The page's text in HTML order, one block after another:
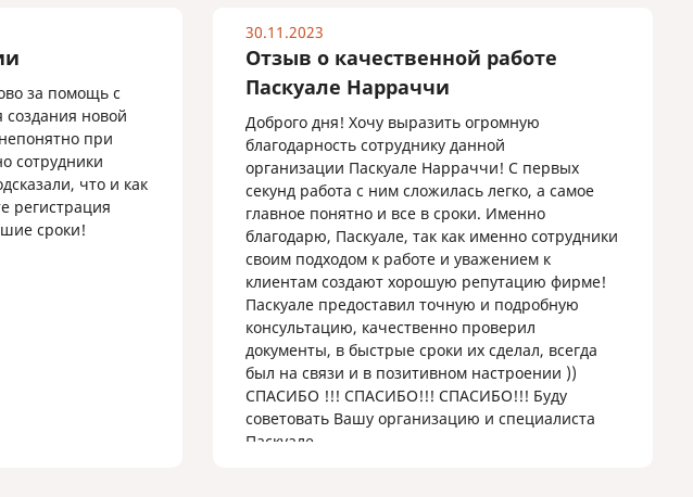
за помощь с
новой
при
сотрудники
что и как
регистрация
сроки!
30.11.2023
Отзыв о качественной работе
Паскуале Нарраччи
Доброго дня! Хочу выразить огромную
благодарность сотруднику данной
организации Паскуале Нарраччи! С первых
секунд работа с ним сложилась легко, а самое
главное понятно и все в сроки. Именно
благодарю, Паскуале, так как именно сотрудники
своим подходом к работе и уважением к
клиентам создают хорошую репутацию фирме!
Паскуале предоставил точную и подробную
консультацию, качественно проверил
документы, в быстрые сроки их сделал, всегда
был на связи и в позитивном настроении ))
СПАСИБО !!! СПАСИБО!!! СПАСИБО!!! Буду
советовать Вашу организацию и специалиста
Паскуале.